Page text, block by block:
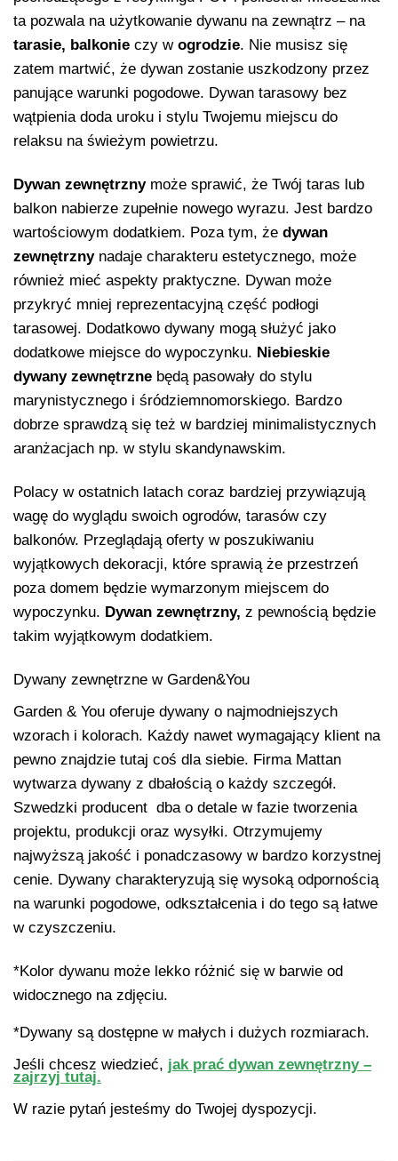
ta pozwala na użytkowanie dywanu na zewnątrz – na
tarasie, balkonie czy w ogrodzie. Nie musisz się
zatem martwić, że dywan zostanie uszkodzony przez
panujące warunki pogodowe. Dywan tarasowy bez
wątpienia doda uroku i stylu Twojemu miejscu do
relaksu na świeżym powietrzu.
Dywan zewnętrznymoże sprawić, że Twój taras lub
balkon nabierze zupełnie nowego wyrazu. Jest bardzo
wartościowym dodatkiem. Poza tym, że dywan
zewnętrznynadaje charakteru estetycznego, może
również mieć aspekty praktyczne. Dywan może
przykryć mniej reprezentacyjną część podłogi
tarasowej. Dodatkowo dywany mogą służyć jako
dodatkowe miejsce do wypoczynku. Niebieskie
dywany zewnętrzne będą pasowały do stylu
marynistycznego i śródziemnomorskiego. Bardzo
dobrze sprawdzą się też w bardziej minimalistycznych
aranżacjach np. w stylu skandynawskim.
Polacy w ostatnich latach coraz bardziej przywiązują
wagę do wyglądu swoich ogrodów, tarasów czy
balkonów. Przeglądają oferty w poszukiwaniu
wyjątkowych dekoracji, które sprawią że przestrzeń
poza domem będzie wymarzonym miejscem do
wypoczynku. Dywan zewnętrzny, z pewnością będzie
takim wyjątkowym dodatkiem.
Dywany zewnętrzne w Garden&You
Garden & You oferuje dywany o najmodniejszych
wzorach i kolorach. Każdy nawet wymagający klient na
pewno znajdzie tutaj coś dla siebie. Firma Mattan
wytwarza dywany z dbałością o każdy szczegół.
Szwedzki producent dba o detale w fazie tworzenia
projektu, produkcji oraz wysyłki. Otrzymujemy
najwyższą jakość i ponadczasowy w bardzo korzystnej
cenie. Dywany charakteryzują się wysoką odpornością
na warunki pogodowe, odkształcenia i do tego są łatwe
w czyszczeniu.
*Kolor dywanu może lekko różnić się w barwie od
widocznego na zdjęciu.
*Dywany są dostępne w małych i dużych rozmiarach.
Jeśli chcesz wiedzieć, jak prać dywan zewnętrzny –
zajrzyj tutaj.
W razie pytań jesteśmy do Twojej dyspozycji.